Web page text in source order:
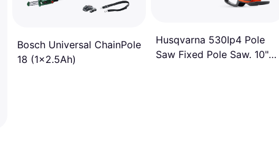
Bosch Universal ChainPole
18 (1x2.5Ah)
Husqvarna 530Ip4 Pole
Saw Fixed Pole Saw. 10"